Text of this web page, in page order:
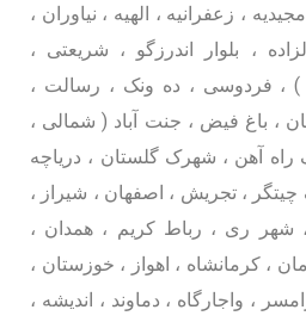
، زعفرانیه ، الهیه ، نیاوران ،
، بلوار اندرزگو ، شریعتی ،
) ، فردوسی ، ده ونک ، رسالت ،
، باغ فیض ، جنت آباد ( شمالی ،
آهن ، شهرک گلستان ، دریاچه
، تجریش ، اصفهان ، شیراز ،
شهر ری ، رباط کریم ، همدان ،
، کرمانشاه ، اهواز ، خوزستان ،
، واجارگاه ، دماوند ، اندیشه ،